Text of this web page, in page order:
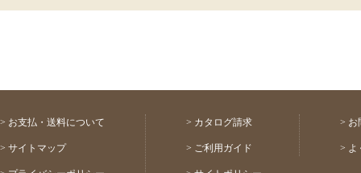
2026年08月03日 【重要】価格改定（値上げ
> お支払・送料について
> サイトマップ
> カタログ請求
> ご利用ガイド
> お
> よ